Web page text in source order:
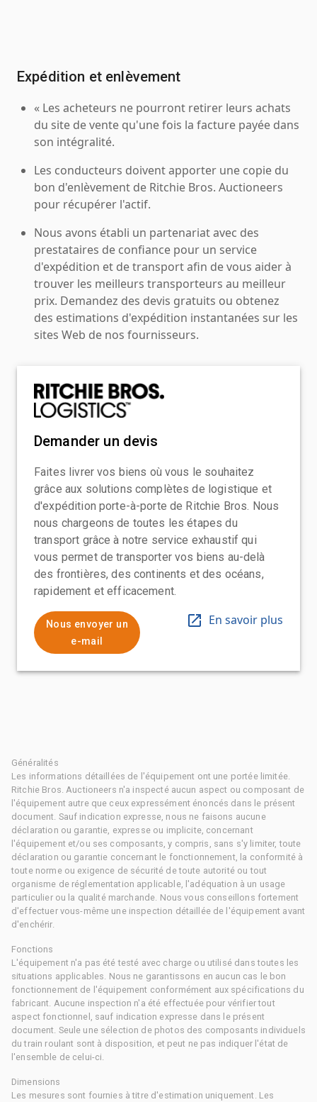
Expédition et enlèvement
« Les acheteurs ne pourront retirer leurs achats
du site de vente qu'une fois la facture payée dans
son intégralité.
Les conducteurs doivent apporter une copie du
bon d'enlèvement de Ritchie Bros. Auctioneers
pour récupérer l'actif.
Nous avons établi un partenariat avec des
prestataires de confiance pour un service
d'expédition et de transport afin de vous aider à
trouver les meilleurs transporteurs au meilleur
prix. Demandez des devis gratuits ou obtenez
des estimations d'expédition instantanées sur les
sites Web de nos fournisseurs.
Demander un devis
Faites livrer vos biens où vous le souhaitez
grâce aux solutions complètes de logistique et
d'expédition porte-à-porte de Ritchie Bros. Nous
nous chargeons de toutes les étapes du
transport grâce à notre service exhaustif qui
vous permet de transporter vos biens au-delà
des frontières, des continents et des océans,
rapidement et efficacement.
Nous envoyer un
e-mail
En savoir plus
Généralités
Les informations détaillées de l'équipement ont une portée limitée.
Ritchie Bros. Auctioneers n'a inspecté aucun aspect ou composant de
l'équipement autre que ceux expressément énoncés dans le présent
document. Sauf indication expresse, nous ne faisons aucune
déclaration ou garantie, expresse ou implicite, concernant
l'équipement et/ou ses composants, y compris, sans s'y limiter, toute
déclaration ou garantie concernant le fonctionnement, la conformité à
toute norme ou exigence de sécurité de toute autorité ou tout
organisme de réglementation applicable, l'adéquation à un usage
particulier ou la qualité marchande. Nous vous conseillons fortement
d'effectuer vous-même une inspection détaillée de l'équipement avant
d'enchérir.
Fonctions
L'équipement n'a pas été testé avec charge ou utilisé dans toutes les
situations applicables. Nous ne garantissons en aucun cas le bon
fonctionnement de l'équipement conformément aux spécifications du
fabricant. Aucune inspection n'a été effectuée pour vérifier tout
aspect fonctionnel, sauf indication expresse dans le présent
document. Seule une sélection de photos des composants individuels
du train roulant sont à disposition, et peut ne pas indiquer l'état de
l'ensemble de celui-ci.
Dimensions
Les mesures sont fournies à titre d'estimation uniquement. Les